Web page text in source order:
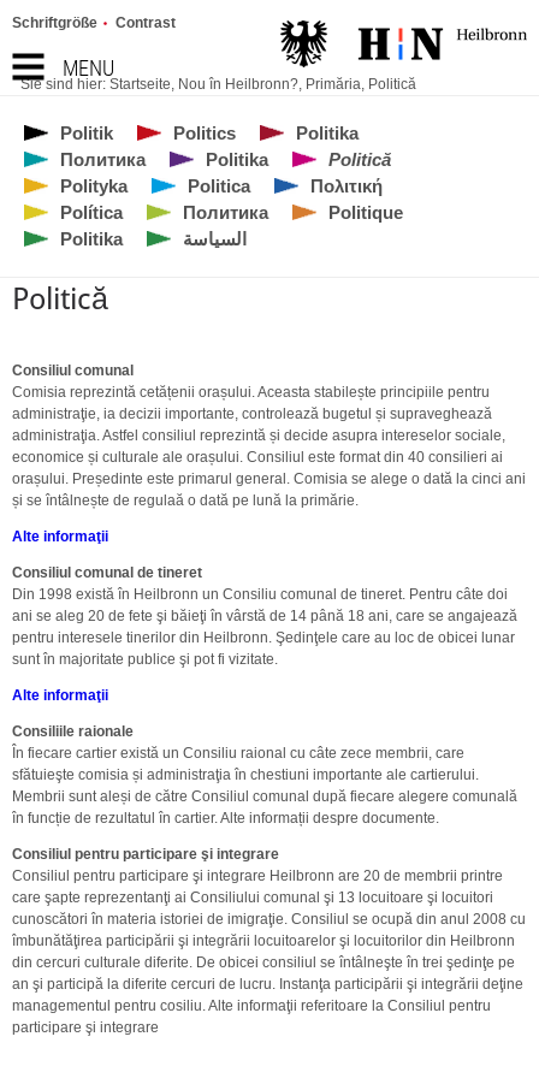
MENU
Schriftgröße Contrast
Sie sind hier: Startseite, Nou în Heilbronn?, Primăria, Politică
Politik Politics
Politika
Политика
Politika
Politică
Polityka
Politica
Πολιτική
Política
Политика
Politique
Politika
السياسة
Politică
Consiliul comunal
Comisia reprezintă cetățenii orașului. Aceasta stabilește principiile pentru
administraţie, ia decizii importante, controlează bugetul și supraveghează
administraţia. Astfel consiliul reprezintă și decide asupra intereselor sociale,
economice și culturale ale orașului. Consiliul este format din 40 consilieri ai
orașului. Președinte este primarul general. Comisia se alege o dată la cinci ani
și se întâlnește de regulaă o dată pe lună la primărie.
Alte informaţii
Consiliul comunal de tineret
Din 1998 există în Heilbronn un Consiliu comunal de tineret. Pentru câte doi
ani se aleg 20 de fete şi băieţi în vârstă de 14 până 18 ani, care se angajează
pentru interesele tinerilor din Heilbronn. Şedinţele care au loc de obicei lunar
sunt în majoritate publice şi pot fi vizitate.
Alte informaţii
Consiliile raionale
În fiecare cartier există un Consiliu raional cu câte zece membrii, care
sfătuieşte comisia și administraţia în chestiuni importante ale cartierului.
Membrii sunt aleși de către Consiliul comunal după fiecare alegere comunală
în funcție de rezultatul în cartier. Alte informații despre documente.
Consiliul pentru participare şi integrare
Consiliul pentru participare şi integrare Heilbronn are 20 de membrii printre
care şapte reprezentanţi ai Consiliului comunal şi 13 locuitoare şi locuitori
cunoscători în materia istoriei de imigraţie. Consiliul se ocupă din anul 2008 cu
îmbunătăţirea participării şi integrării locuitoarelor şi locuitorilor din Heilbronn
din cercuri culturale diferite. De obicei consiliul se întâlneşte în trei şedinţe pe
an şi participă la diferite cercuri de lucru. Instanţa participării şi integrării deţine
managementul pentru cosiliu. Alte informaţii referitoare la Consiliul pentru
participare şi integrare